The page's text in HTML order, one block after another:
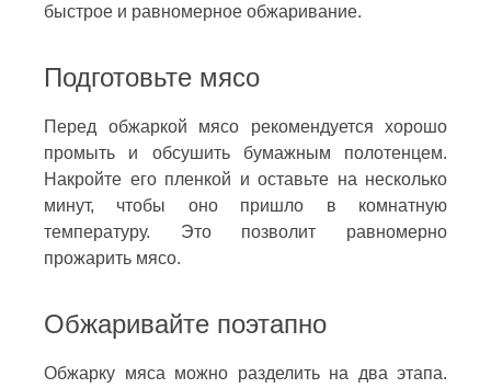
быстрое и равномерное обжаривание.
Подготовьте мясо
Перед обжаркой мясо рекомендуется хорошо
промыть и обсушить бумажным полотенцем.
Накройте его пленкой и оставьте на несколько
минут, чтобы оно пришло в комнатную
температуру. Это позволит равномерно
прожарить мясо.
Обжаривайте поэтапно
Обжарку мяса можно разделить на два этапа.